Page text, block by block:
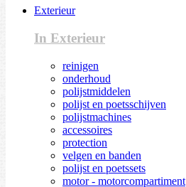
Exterieur
In Exterieur
reinigen
onderhoud
polijstmiddelen
polijst en poetsschijven
polijstmachines
accessoires
protection
velgen en banden
polijst en poetssets
motor - motorcompartiment